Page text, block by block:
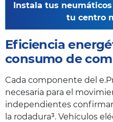
Instala tus
tu centro
Eficiencia
consumo de
Cada componente del
necesaria para el
independientes
la rodadura³. Vehículos